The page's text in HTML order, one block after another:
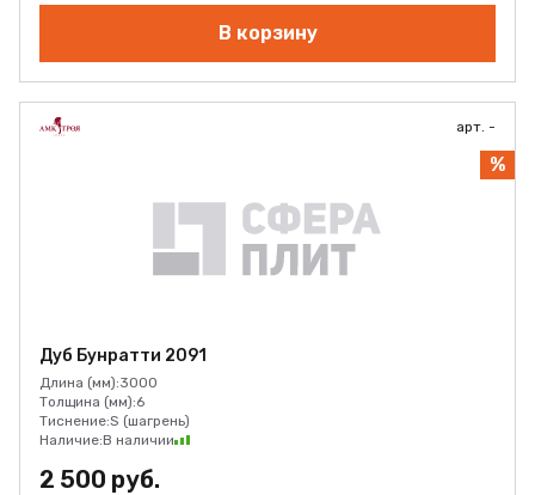
В корзину
арт. -
%
Дуб Бунратти 2091
Длина (мм):3000
Толщина (мм):6
Тиснение:S (шагрень)
Наличие:В наличии
2 500 руб.